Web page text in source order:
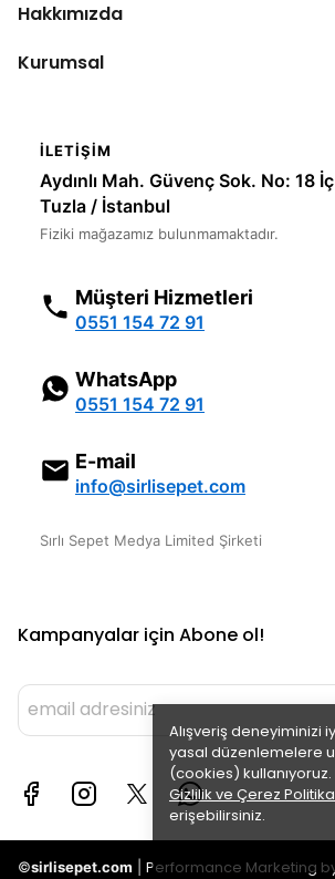
Alışveriş deneyiminizi
yasal düzenlemelere
(cookies) kullanıyoruz.
Gizlilik ve Çerez
erişebilirsiniz.
Hakkımızda
Kurumsal
İLETIŞIM
Aydınlı Mah. Güvenç Sok. No: 18
Tuzla / İstanbul
Fiziki mağazamız bulunmamaktadır.
Müşteri Hizmetleri
0551 154 72 91
WhatsApp
0551 154 72 91
E-mail
info@sirlisepet.com
Sırlı Sepet Medya Limited Şirketi
Kampanyalar için Abone ol!
©sirlisepet.com Performance Marketing